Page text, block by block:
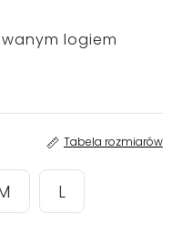
logiem
Tabela rozmiarów
L